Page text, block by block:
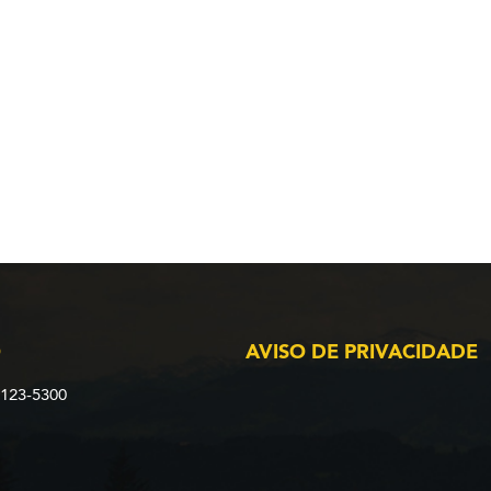
5300
AVISO DE PRIVACIDADE